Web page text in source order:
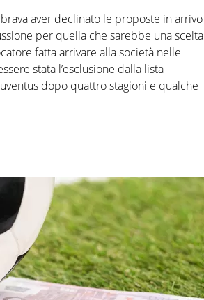
aver declinato le proposte in arrivo
per quella che sarebbe una scelta
fatta arrivare alla società nelle
stata l’esclusione dalla lista
dopo quattro stagioni e qualche